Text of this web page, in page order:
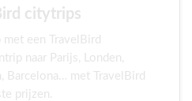
citytrips
een TravelBird
naar Parijs, Londen,
Barcelona… met TravelBird
prijzen.